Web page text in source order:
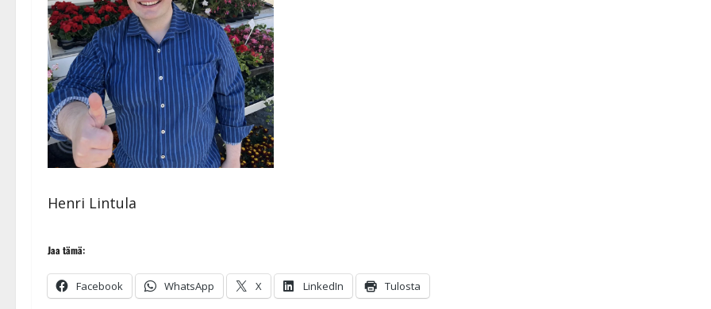
Henri Lintula
Jaa tämä:
Facebook WhatsApp X LinkedIn Tulosta